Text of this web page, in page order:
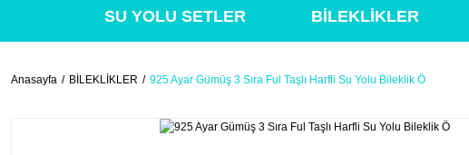
SU YOLU SETLER BİLEKLİKLER
Anasayfa BİLEKLİKLER 925 Ayar Gümüş 3 Sıra Ful Taşlı Harfli Su Yolu Bileklik Ö